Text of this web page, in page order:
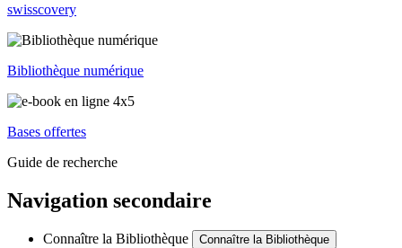
swisscovery
Bibliothèque numérique
Bases offertes
Guide de recherche
Navigation secondaire
Connaître la Bibliothèque Connaître la Bibliothèque